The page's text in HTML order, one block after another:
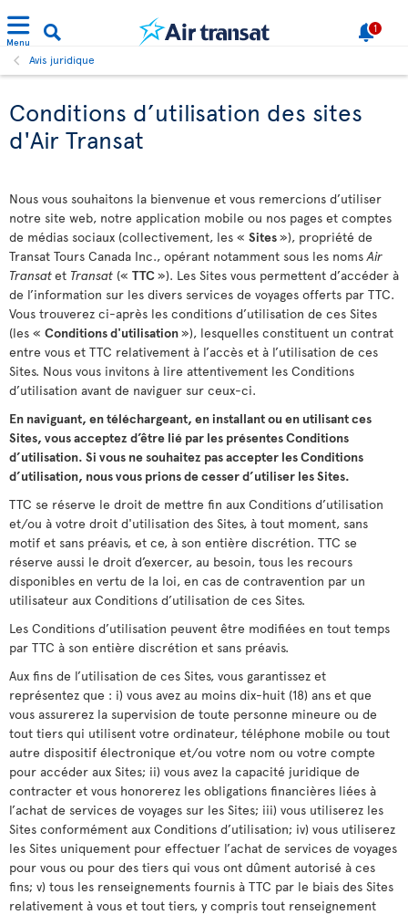
Menu
1
Avis juridique
Conditions d’utilisation des sites
d'Air Transat
Nous vous souhaitons la bienvenue et vous remercions d’utiliser
notre site web, notre application mobile ou nos pages et comptes
de médias sociaux (collectivement, les « Sites»), propriété de
Transat Tours Canada Inc., opérant notamment sous les nomsAir
Transatet Transat (« TTC»). Les Sites vous permettent d’accéder à
de l’information sur les divers services de voyages offerts par TTC.
Vous trouverez ci-après les conditions d’utilisation de ces Sites
(les « Conditions d'utilisation»), lesquelles constituent un contrat
entre vous et TTC relativement à l’accès et à l’utilisation de ces
Sites. Nous vous invitons à lire attentivement les Conditions
d’utilisation avant de naviguer sur ceux-ci.
En naviguant, en téléchargeant, en installant ou en utilisant ces
Sites, vous acceptez d’être lié par les présentes Conditions
d’utilisation. Si vous ne souhaitez pas accepter les Conditions
d’utilisation, nous vous prions de cesser d’utiliser les Sites.
TTC se réserve le droit de mettre fin aux Conditions d’utilisation
et/ou à votre droit d'utilisation des Sites, à tout moment, sans
motif et sans préavis, et ce, à son entière discrétion. TTC se
réserve aussi le droit d’exercer, au besoin, tous les recours
disponibles en vertu de la loi, en cas de contravention par un
utilisateur aux Conditions d’utilisation de ces Sites.
Les Conditions d’utilisation peuvent être modifiées en tout temps
par TTC à son entière discrétion et sans préavis.
Aux fins de l’utilisation de ces Sites, vous garantissez et
représentez que : i) vous avez au moins dix-huit (18) ans et que
vous assurerez la supervision de toute personne mineure ou de
tout tiers qui utilisent votre ordinateur, téléphone mobile ou tout
autre dispositif électronique et/ou votre nom ou votre compte
pour accéder aux Sites; ii) vous avez la capacité juridique de
contracter et vous honorerez les obligations financières liées à
l’achat de services de voyages sur les Sites; iii) vous utiliserez les
Sites conformément aux Conditions d’utilisation; iv) vous utiliserez
les Sites uniquement pour effectuer l’achat de services de voyages
pour vous ou pour des tiers qui vous ont dûment autorisé à ces
fins; v) tous les renseignements fournis à TTC par le biais des Sites
relativement à vous et tout tiers, y compris tout renseignement